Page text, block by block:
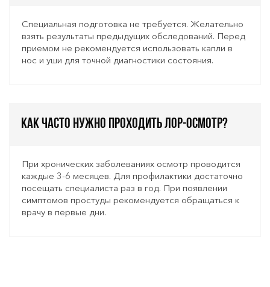
Специальная подготовка не требуется. Желательно
взять результаты предыдущих обследований. Перед
приемом не рекомендуется использовать капли в
нос и уши для точной диагностики состояния.
Как часто нужно проходить ЛОР-осмотр?
При хронических заболеваниях осмотр проводится
каждые 3-6 месяцев. Для профилактики достаточно
посещать специалиста раз в год. При появлении
симптомов простуды рекомендуется обращаться к
врачу в первые дни.